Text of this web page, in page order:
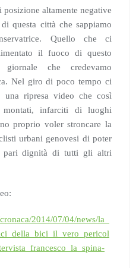
altamente negative
questa città che sappiamo
Quello che ci
il fuoco di questo
che credevamo
Nel giro di poco tempo ci
ripresa video che così
infarciti di luoghi
proprio voler stroncare la
urbani genovesi di poter
pari dignità di tutti gli altri
2014/07/04/news/la_